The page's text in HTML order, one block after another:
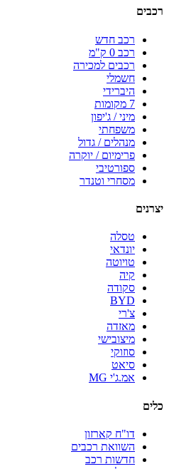
רכבים
רכב חדש
רכב 0 ק"מ
רכבים למכירה
חשמלי
היברידי
7 מקומות
מיני / ג'יפון
משפחתי
מנהלים / גדול
פרימיום / יוקרה
ספורטיבי
מסחרי וטנדר
יצרנים
טסלה
יונדאי
טויוטה
קיה
סקודה
BYD
צ'רי
מאזדה
מיצובישי
סוזוקי
סיאט
אמ.ג'י MG
כלים
דו"ח קארזון
השוואת רכבים
חדשות רכב